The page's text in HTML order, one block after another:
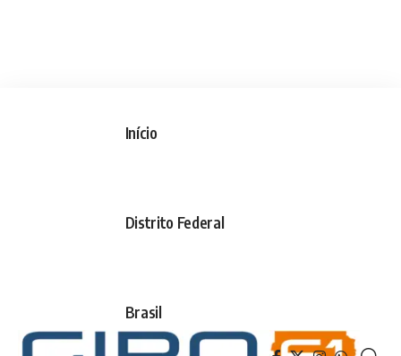
Início
Distrito Federal
Brasil